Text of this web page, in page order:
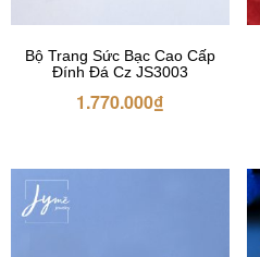
Bộ Trang Sức Bạc Cao Cấp
Đính Đá Cz JS3003
1.770.000₫